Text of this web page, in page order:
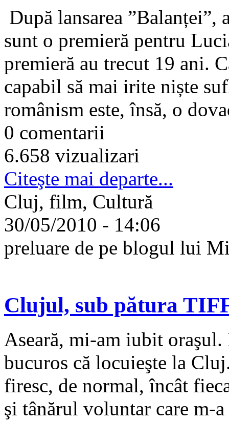
După lansarea
sunt o premieră pentru
premieră au trecut 19 ani.
capabil să mai irite niște
românism este, însă, o
0 comentarii
6.658 vizualizari
Citeşte mai departe...
Cluj, film, Cultură
30/05/2010 - 14:06
preluare de pe blogul lui
Clujul, sub pătura
Aseară, mi-am iubit
bucuros că locuieşte la
firesc, de normal, încât
şi tânărul voluntar care m-